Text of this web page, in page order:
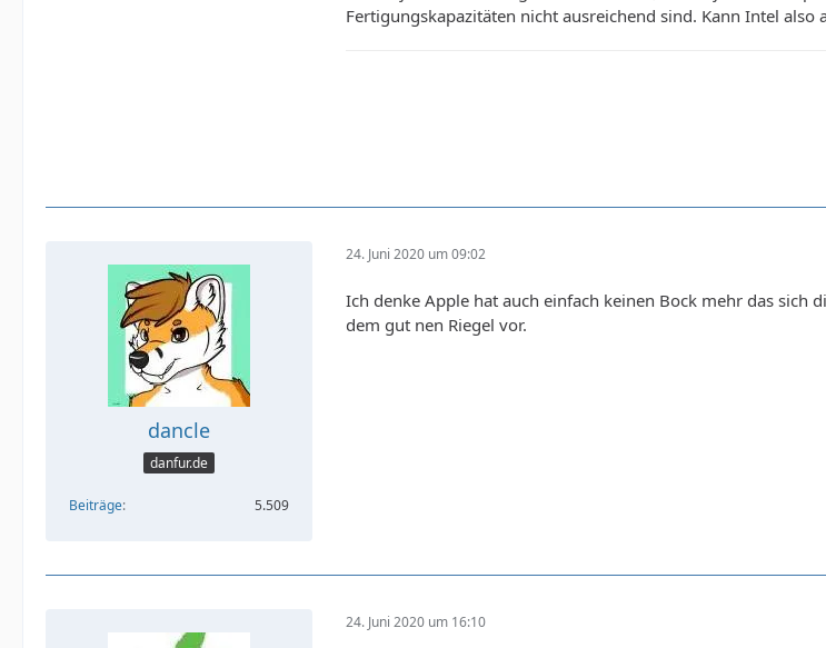
Fertigungskapazitäten nicht ausreichend sind. Kann Intel
dancle
danfur.de
Beiträge 5.509
24. Juni 2020 um 09:02
Ich denke Apple hat auch einfach keinen Bock mehr das sich
dem gut nen Riegel vor.
24. Juni 2020 um 16:10